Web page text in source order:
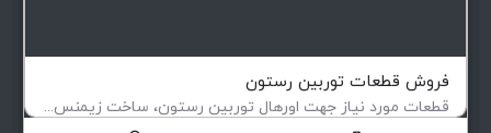
فروش قطعات توربین رستون
قطعات مورد نیاز جهت اورهال توربین رستون، ساخت زیمنس آلمان و دارای برگ سبز